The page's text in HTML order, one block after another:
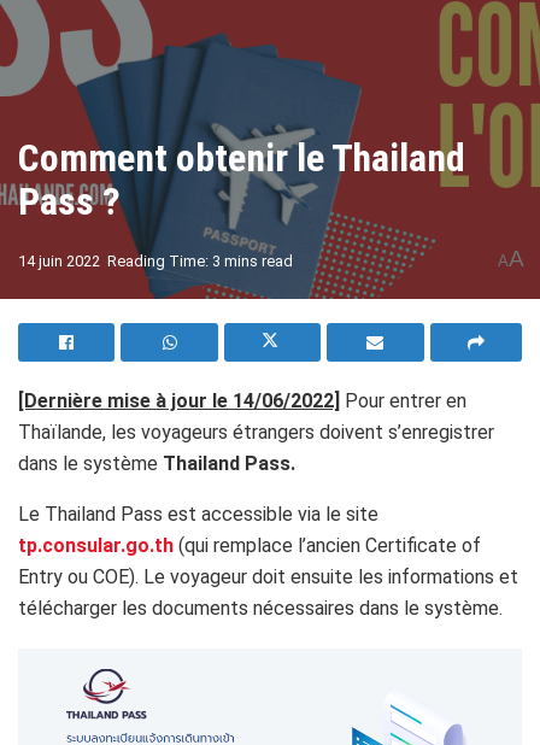
Comment obtenir le Thailand
Pass ?
14 juin 2022 Reading Time: 3 mins read AA
[Dernière mise à jour le 14/06/2022] Pour entrer en
Thaïlande, les voyageurs étrangers doivent s’enregistrer
dans le système Thailand Pass.
Le Thailand Pass est accessible via le site
tp.consular.go.th (qui remplace l’ancien Certificate of
Entry ou COE). Le voyageur doit ensuite les informations et
télécharger les documents nécessaires dans le système.